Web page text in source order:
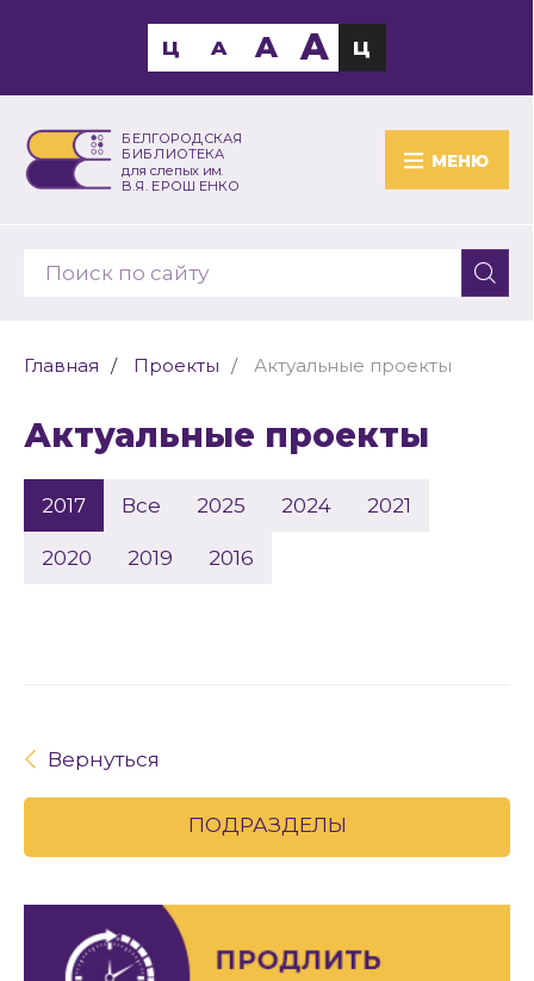
БЕЛГОРОДСКАЯ
БИБЛИОТЕКА
для слепых им.
В.Я. ЕРОШЕНКО
МЕНЮ
Ц A A A Ц
Главная Проекты Актуальные проекты
Актуальные проекты
Все 2025 2024 2021
2020 2019
2017
2016
Вернуться
ПОДРАЗДЕЛЫ